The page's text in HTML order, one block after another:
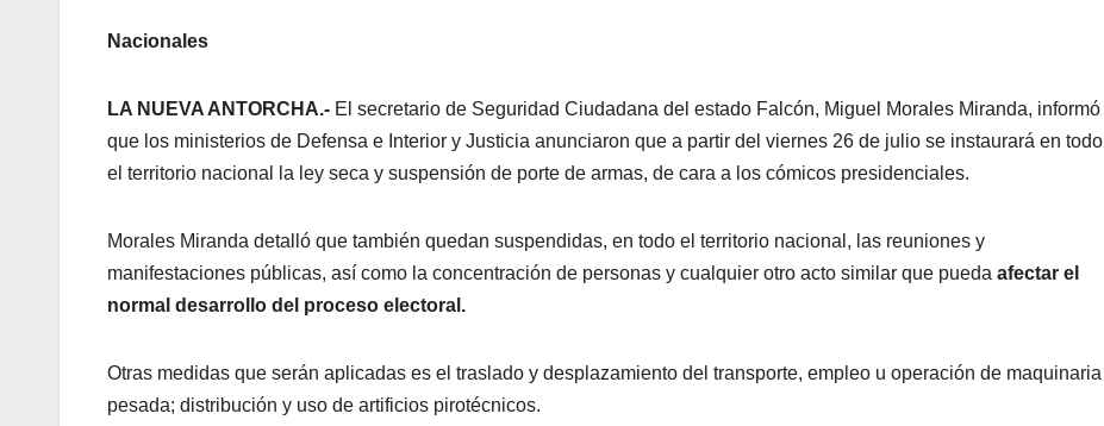
Nacionales
LA NUEVA ANTORCHA.- El secretario de Seguridad Ciudadana del estado Falcón, Miguel Morales Miranda, informó
que los ministerios de Defensa e Interior y Justicia anunciaron que a partir del viernes 26 de julio se instaurará en todo
el territorio nacional la ley seca y suspensión de porte de armas, de cara a los cómicos presidenciales.
Morales Miranda detalló que también quedan suspendidas, en todo el territorio nacional, las reuniones y
manifestaciones públicas, así como la concentración de personas y cualquier otro acto similar que pueda afectar el
normal desarrollo del proceso electoral.
Otras medidas que serán aplicadas es el traslado y desplazamiento del transporte, empleo u operación de maquinaria
pesada; distribución y uso de artificios pirotécnicos.